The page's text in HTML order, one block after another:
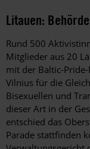
Litauen:
Rund 500
Mitglieder aus 20
mit der Baltic-
Vilnius für die
Bisexuellen und
dieser Art in der
entschied das
Parade stattfinden